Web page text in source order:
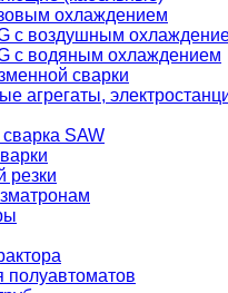
охлаждением
с воздушным
с водяным охлаждением
сварки
агрегаты,
SAW
резки